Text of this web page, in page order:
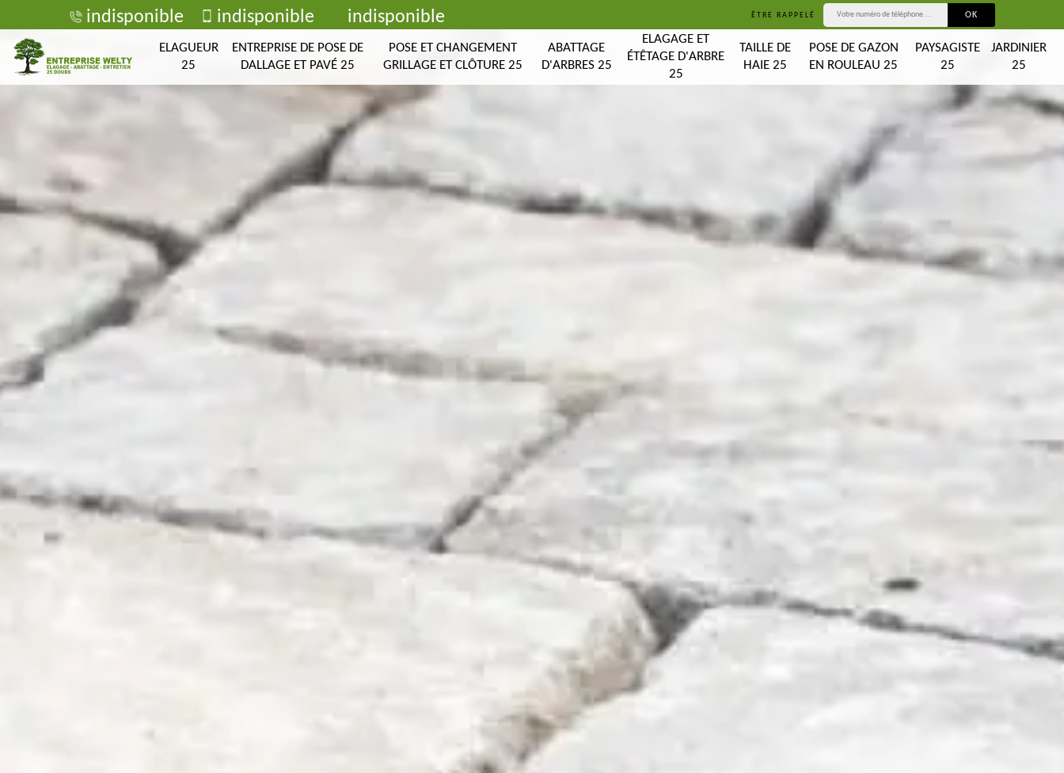
indisponible indisponible indisponible ÊTRE RAPPELÉ
ELAGUEUR
25
ENTREPRISE DE POSE DE
DALLAGE ET PAVÉ 25
POSE ET CHANGEMENT
GRILLAGE ET CLÔTURE 25
ABATTAGE
D'ARBRES 25
ELAGAGE ET
ÉTÊTAGE D'ARBRE
25
TAILLE DE
HAIE 25
POSE DE GAZON
EN ROULEAU 25
PAYSAGISTE
25
JARDINIER
25